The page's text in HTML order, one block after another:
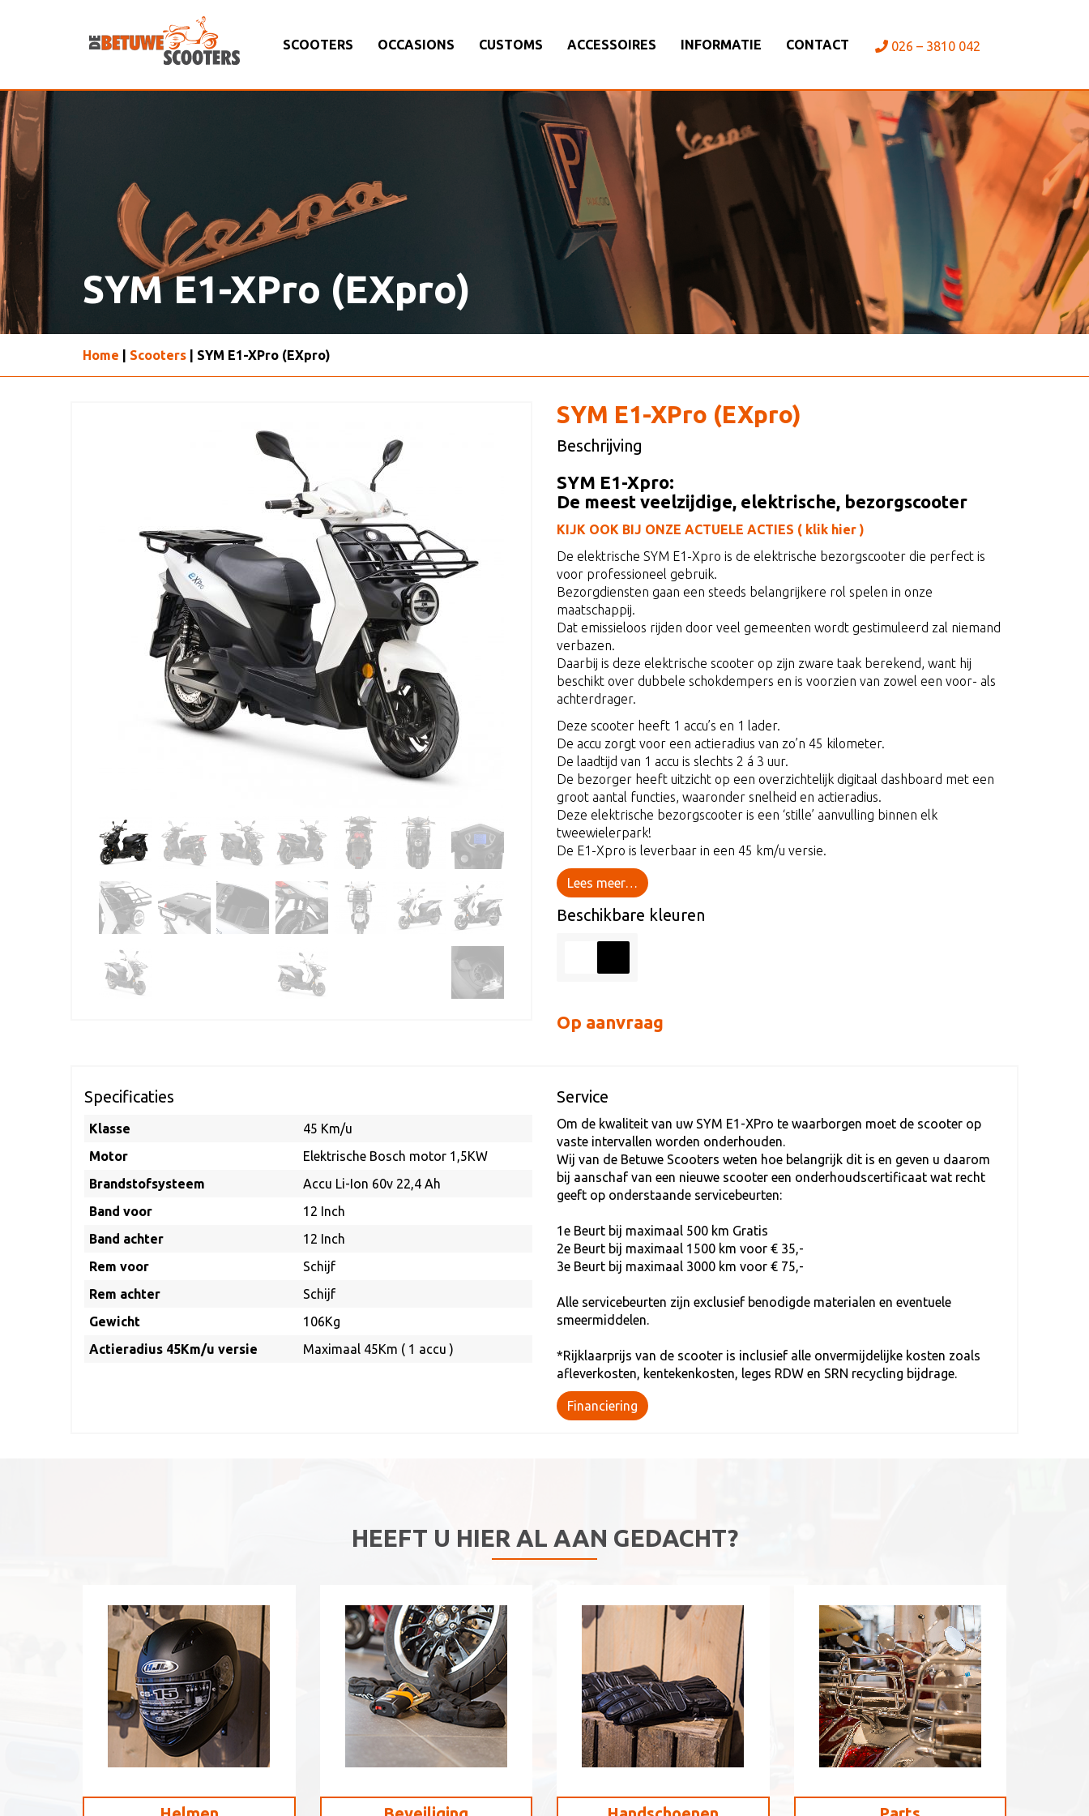
SCOOTERS OCCASIONS CUSTOMS ACCESSOIRES INFORMATIE CONTACT 026 – 3810 042
SYM E1-XPro (EXpro)
Home Scooters | SYM E1-XPro (EXpro)
SYM E1-XPro (EXpro)
Beschrijving
SYM E1-Xpro:
De meest veelzijdige, elektrische, bezorgscooter
KIJK OOK BIJ ONZE ACTUELE ACTIES ( klik hier )
De elektrische SYM E1-Xpro is de elektrische bezorgscooter die perfect is
voor professioneel gebruik.
Bezorgdiensten gaan een steeds belangrijkere rol spelen in onze
maatschappij.
Dat emissieloos rijden door veel gemeenten wordt gestimuleerd zal niemand
verbazen.
Daarbij is deze elektrische scooter op zijn zware taak berekend, want hij
beschikt over dubbele schokdempers en is voorzien van zowel een voor- als
achterdrager.
Deze scooter heeft 1 accu’s en 1 lader.
De accu zorgt voor een actieradius van zo’n 45 kilometer.
De laadtijd van 1 accu is slechts 2 á 3 uur.
De bezorger heeft uitzicht op een overzichtelijk digitaal dashboard met een
groot aantal functies, waaronder snelheid en actieradius.
Deze elektrische bezorgscooter is een ‘stille’ aanvulling binnen elk
tweewielerpark!
De E1-Xpro is leverbaar in een 45 km/u versie.
Lees meer…
Beschikbare kleuren
Op aanvraag
Specificaties
Klasse
45 Km/u
Motor
Elektrische Bosch motor 1,5KW
Brandstofsysteem
Accu Li-Ion 60v 22,4 Ah
Band voor
12 Inch
Band achter
12 Inch
Rem voor
Schijf
Rem achter
Schijf
Gewicht
106Kg
Actieradius 45Km/u versie
Maximaal 45Km ( 1 accu )
Service
Om de kwaliteit van uw SYM E1-XPro te waarborgen moet de scooter op
vaste intervallen worden onderhouden.
Wij van de Betuwe Scooters weten hoe belangrijk dit is en geven u daarom
bij aanschaf van een nieuwe scooter een onderhoudscertificaat wat recht
geeft op onderstaande servicebeurten:
1e Beurt bij maximaal 500 km Gratis
2e Beurt bij maximaal 1500 km voor € 35,-
3e Beurt bij maximaal 3000 km voor € 75,-
Alle servicebeurten zijn exclusief benodigde materialen en eventuele
smeermiddelen.
*Rijklaarprijs van de scooter is inclusief alle onvermijdelijke kosten zoals
afleverkosten, kentekenkosten, leges RDW en SRN recycling bijdrage.
Financiering
HEEFT U HIER AL AAN GEDACHT?